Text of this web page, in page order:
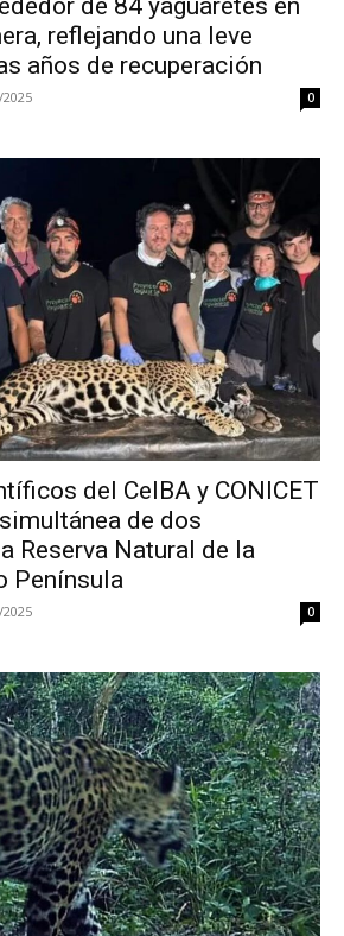
de 84 yaguaretés en
reflejando una leve
años de recuperación
0
del CeIBA y CONICET
de dos
Reserva Natural de la
Península
0